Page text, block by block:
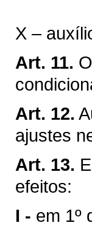
X –
Art. 11.
Art. 12.
ajustes
Art. 13.
efeitos:
I - em 1º